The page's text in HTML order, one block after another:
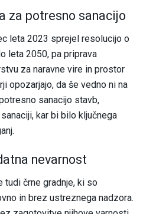
za potresno sanacijo
leta 2023 sprejel resolucijo o
leta 2050, pa priprava
za naravne vire in prostor
opozarjajo, da še vedno ni na
sanacijo stavb,
kar bi bilo ključnega
nevarnost
črne gradnje, ki so
in brez ustreznega nadzora.